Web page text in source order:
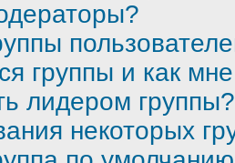
группы и как
лидером группы?
некоторых